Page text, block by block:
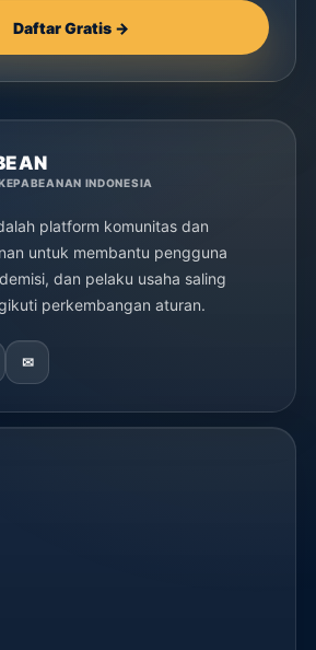
Daftar Gratis →
INDONESIA
platform komunitas dan
untuk membantu pengguna
dan pelaku usaha saling
perkembangan aturan.
✉